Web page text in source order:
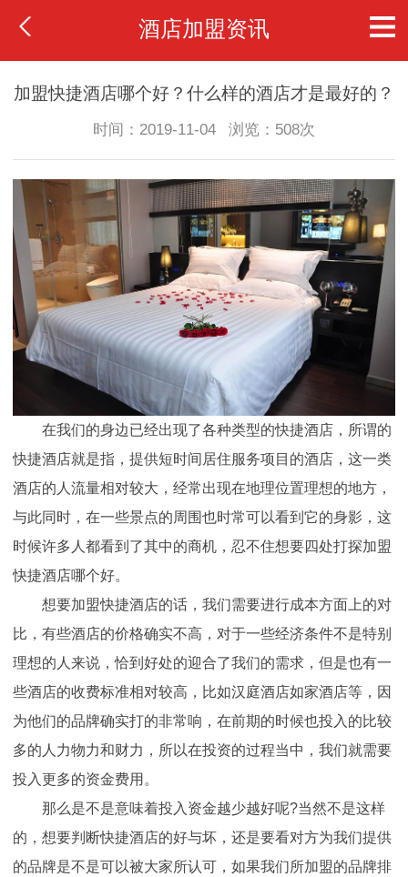
酒店加盟资讯
加盟快捷酒店哪个好？什么样的酒店才是最好的？
时间：2019-11-04 浏览：508次
在我们的身边已经出现了各种类型的快捷酒店，所谓的
快捷酒店就是指，提供短时间居住服务项目的酒店，这一类
酒店的人流量相对较大，经常出现在地理位置理想的地方，
与此同时，在一些景点的周围也时常可以看到它的身影，这
时候许多人都看到了其中的商机，忍不住想要四处打探加盟
快捷酒店哪个好。
想要加盟快捷酒店的话，我们需要进行成本方面上的对
比，有些酒店的价格确实不高，对于一些经济条件不是特别
理想的人来说，恰到好处的迎合了我们的需求，但是也有一
些酒店的收费标准相对较高，比如汉庭酒店如家酒店等，因
为他们的品牌确实打的非常响，在前期的时候也投入的比较
多的人力物力和财力，所以在投资的过程当中，我们就需要
投入更多的资金费用。
那么是不是意味着投入资金越少越好呢?当然不是这样
的，想要判断快捷酒店的好与坏，还是要看对方为我们提供
的品牌是不是可以被大家所认可，如果我们所加盟的品牌排